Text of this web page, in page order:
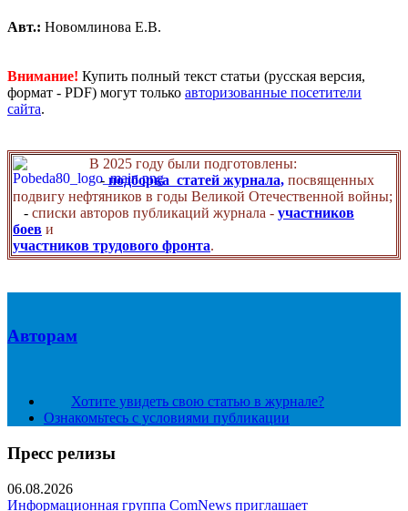
Авт.: Новомлинова Е.В.
Внимание! Купить полный текст статьи (русская версия,
формат - PDF) могут только авторизованные посетители
сайта.
В 2025 году были подготовлены:
- подборка статей журнала, посвященных
подвигу нефтяников в годы Великой Отечественной войны;
- списки авторов публикаций журнала - участников
боев и
участников трудового фронта.
Авторам
Хотите увидеть свою статью в журнале?
Ознакомьтесь с условиями публикации
Пресс релизы
06.08.2026
Информационная группа ComNews приглашает